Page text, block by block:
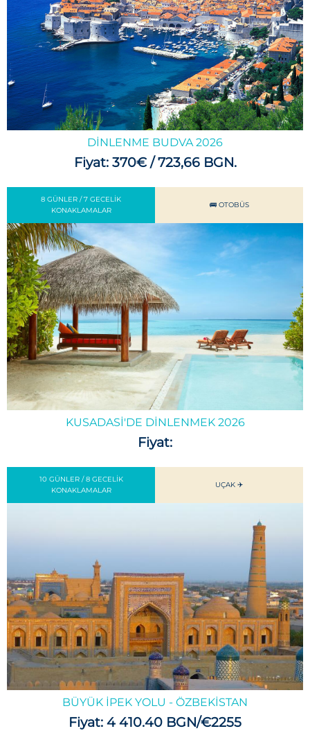
DINLENME BUDVA 2026
Fiyat: 370€ / 723,66 BGN.
8 GÜNLER / 7 GECELIK
KONAKLAMALAR
🚌 OTOBÜS
KUSADASI'DE DINLENMEK 2026
Fiyat:
10 GÜNLER / 8 GECELIK
KONAKLAMALAR
UÇAK ✈️
BÜYÜK İPEK YOLU - ÖZBEKİSTAN
Fiyat: 4 410.40 BGN/€2255